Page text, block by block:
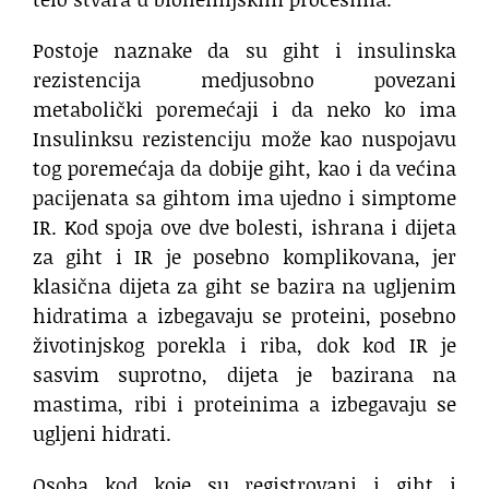
Postoje naznake da su giht i insulinska
rezistencija medjusobno povezani
metabolički poremećaji i da neko ko ima
Insulinksu rezistenciju može kao nuspojavu
tog poremećaja da dobije giht, kao i da većina
pacijenata sa gihtom ima ujedno i simptome
IR. Kod spoja ove dve bolesti, ishrana i dijeta
za giht i IR je posebno komplikovana, jer
klasična dijeta za giht se bazira na ugljenim
hidratima a izbegavaju se proteini, posebno
životinjskog porekla i riba, dok kod IR je
sasvim suprotno, dijeta je bazirana na
mastima, ribi i proteinima a izbegavaju se
ugljeni hidrati.